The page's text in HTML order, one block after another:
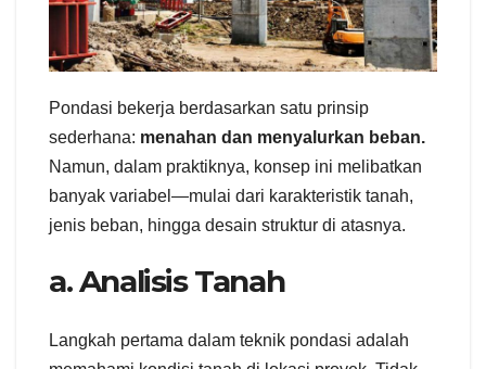
Pondasi bekerja berdasarkan satu prinsip
sederhana: menahan dan menyalurkan beban.
Namun, dalam praktiknya, konsep ini melibatkan
banyak variabel—mulai dari karakteristik tanah,
jenis beban, hingga desain struktur di atasnya.
a. Analisis Tanah
Langkah pertama dalam teknik pondasi adalah